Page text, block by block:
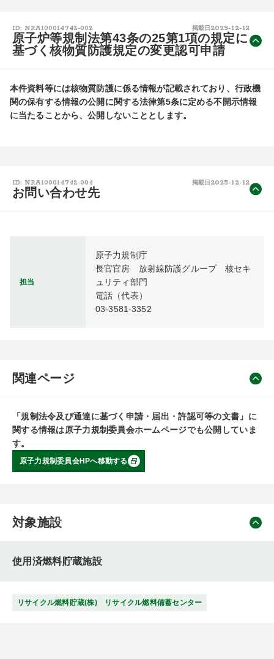
ID: NRA100014742-002 掲載日 2025-12-12
原子炉等規制法第43条の25第1項の規定に
基づく核物質防護規定の変更認可申請
本件資料等には核物質防護に係る情報が記載されており、行政機
関の保有する情報の公開に関する法律第5条に定める不開示情報
に当たることから、公開しないこととします。
ID: NRA100014742-004 掲載日 2025-12-12
お問い合わせ先
担当
原子力規制庁
長官官房　放射線防護グループ　核セキ
ュリティ部門
電話（代表）
03-3581-3352
関連ページ
「規制法令及び通達に基づく申請・届出・許認可等の文書」に
関する情報は原子力規制委員会ホームページでも公開していま
す。
原子力規制委員会HPへ移動する
対象施設
使用済燃料貯蔵施設
リサイクル燃料貯蔵(株) リサイクル燃料備蓄センター